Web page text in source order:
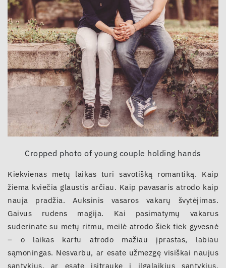
Cropped photo of young couple holding hands
Kiekvienas metų laikas turi savotišką romantiką. Kaip
žiema kviečia glaustis arčiau. Kaip pavasaris atrodo kaip
nauja pradžia. Auksinis vasaros vakarų švytėjimas.
Gaivus rudens magija. Kai pasimatymų vakarus
suderinate su metų ritmu, meilė atrodo šiek tiek gyvesnė
– o laikas kartu atrodo mažiau įprastas, labiau
sąmoningas. Nesvarbu, ar esate užmezgę visiškai naujus
santykius, ar esate įsitraukę į ilgalaikius santykius,